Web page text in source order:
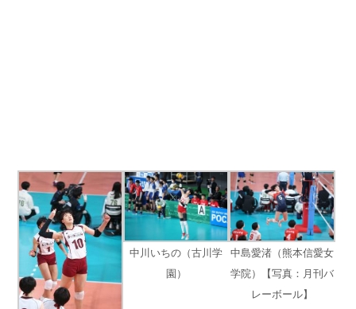
中川いちの（古川学
園）
中島愛渚（熊本信愛女
学院）【写真：月刊バ
レーボール】